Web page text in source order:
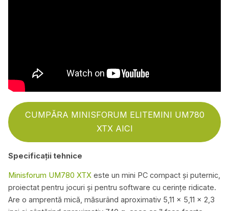
CUMPĂRA MINISFORUM ELITEMINI UM780
XTX AICI
Specificații tehnice
Minisforum UM780 XTX este un mini PC compact și puternic,
proiectat pentru jocuri și pentru software cu cerințe ridicate.
Are o amprentă mică, măsurând aproximativ 5,11 x 5,11 x 2,3